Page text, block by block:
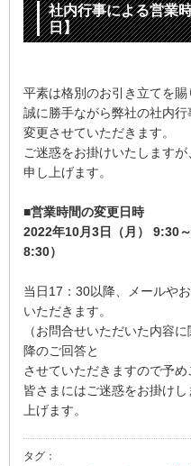
社内行事による営業
日】
平素は格別のお引き立てを賜
誠に勝手ながら弊社の社内
変更させていただきます。
ご迷惑をお掛けいたします
申し上げます。
■営業時間の変更日時
2022年10月3日（月） 9:30
8:30）
当日17：30以降、メールや
いただきます。
（お問合せいただいた内容
降のご回答と
させていただきますので予め
皆さまにはご迷惑をお掛け
上げます。
タグ：